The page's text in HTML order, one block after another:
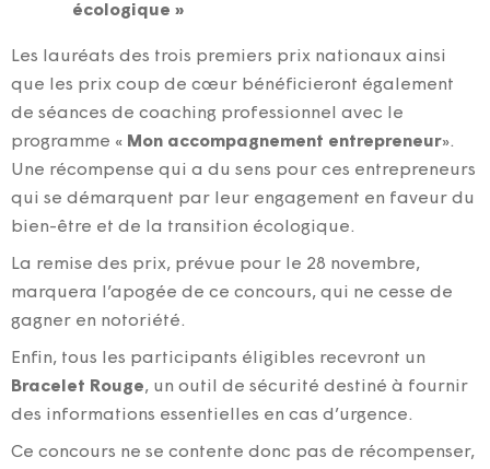
écologique »
Les lauréats des trois premiers prix nationaux ainsi
que les prix coup de cœur bénéficieront également
de séances de coaching professionnel avec le
programme « Mon accompagnement entrepreneur».
Une récompense qui a du sens pour ces entrepreneurs
qui se démarquent par leur engagement en faveur du
bien-être et de la transition écologique.
La remise des prix, prévue pour le 28 novembre,
marquera l’apogée de ce concours, qui ne cesse de
gagner en notoriété.
Enfin, tous les participants éligibles recevront un
Bracelet Rouge, un outil de sécurité destiné à fournir
des informations essentielles en cas d’urgence.
Ce concours ne se contente donc pas de récompenser,